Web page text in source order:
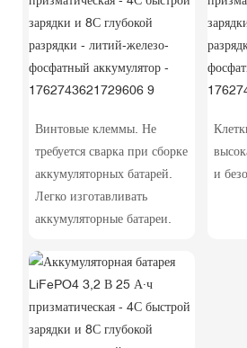
Винтовые клеммы. Не
требуется сварка при сборке
аккумуляторных батарей.
Легко изготавливать
аккумуляторные батареи.
и